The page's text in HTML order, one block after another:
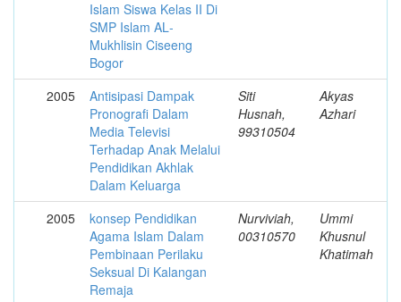
Islam Siswa Kelas II Di
SMP Islam AL­
Mukhlisin Ciseeng
Bogor
2005
Antisipasi Dampak
Pronografi Dalam
Media Televisi
Terhadap Anak Melalui
Pendidikan Akhlak
Dalam Keluarga
Siti
Husnah,
99310504
Akyas
Azhari
2005
konsep Pendidikan
Agama Islam Dalam
Pembinaan Perilaku
Seksual Di Kalangan
Remaja
Nurviviah,
00310570
Ummi
Khusnul
Khatimah